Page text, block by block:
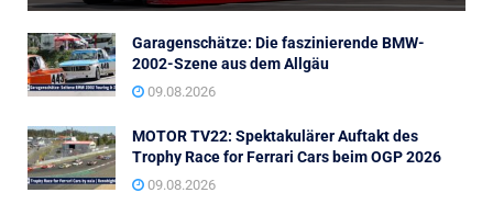
Garagenschätze: Die faszinierende BMW-
2002-Szene aus dem Allgäu
09.08.2026
MOTOR TV22: Spektakulärer Auftakt des
Trophy Race for Ferrari Cars beim OGP 2026
09.08.2026